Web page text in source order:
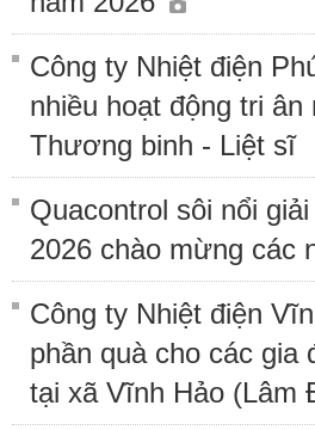
Công ty Nhiệt điện
nhiều hoạt động tri ân
Thương binh - Liệt sĩ
Quacontrol sôi nổi
2026 chào mừng các
Công ty Nhiệt điện
phần quà cho các gia
tại xã Vĩnh Hảo (Lâm